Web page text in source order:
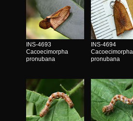
INS-4693
Cacoecimorpha
pronubana
INS-4694
Cacoecimorpha
pronubana